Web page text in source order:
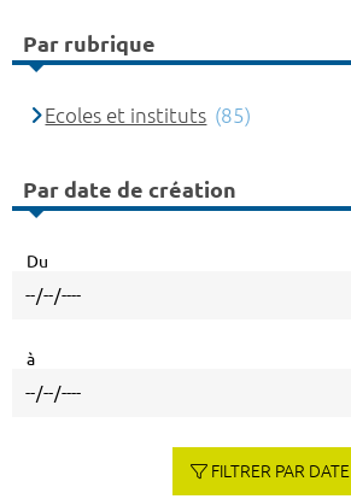
Par rubrique
Ecoles et instituts (85)
Par date de création
Du
à
FILTRER PAR DATE